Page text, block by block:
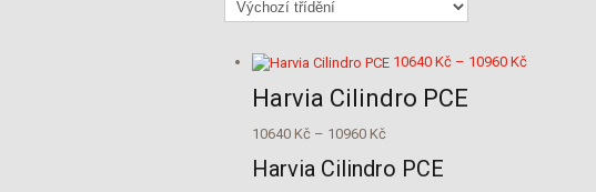
10640 Kč – 10960 KčRozpětí
Harvia Cilindro PCE
10640 Kč – 10960 Kč
10640 Kč
Harvia Cilindro PCE